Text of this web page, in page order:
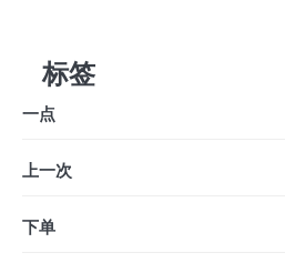
标签
一点
上一次
下单